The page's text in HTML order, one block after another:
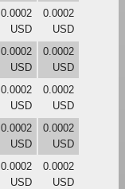
0.0002
USD
0.0002
USD
0.0002
USD
0.0002
USD
0.0002
USD
0.0002
USD
0.0002
USD
0.0002
USD
0.0002
USD
0.0002
USD